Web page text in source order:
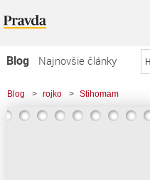
Blog
Najnovšie články
Najčítanejšie články
Najkomentovanejšie články
Blog > rojko > Stihomam